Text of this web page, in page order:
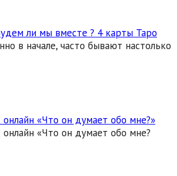
ли мы вместе ? 4 карты Таро
в начале, часто бывают настолько
онлайн «Что он думает обо мне?»
онлайн «Что он думает обо мне?